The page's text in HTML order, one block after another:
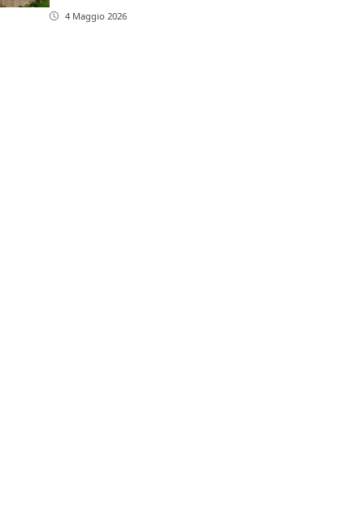
4 Maggio 2026